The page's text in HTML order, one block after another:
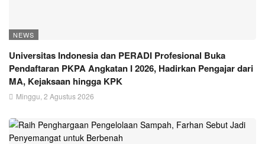
NEWS
Universitas Indonesia dan PERADI Profesional Buka
Pendaftaran PKPA Angkatan I 2026, Hadirkan Pengajar dari
MA, Kejaksaan hingga KPK
Minggu, 2 Agustus 2026